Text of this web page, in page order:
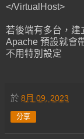
</VirtualHost>
若後端有多台，建
Apache 預設就會
不用特別設定
於 8月 09, 2023
分享